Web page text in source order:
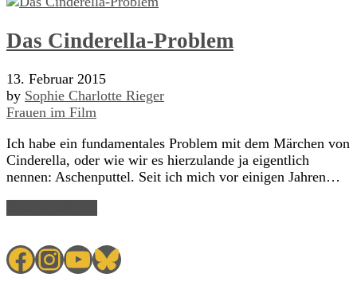
Das Cinderella-Problem
13. Februar 2015
by Sophie Charlotte Rieger
Frauen im Film
Ich habe ein fundamentales Problem mit dem Märchen von
Cinderella, oder wie wir es hierzulande ja eigentlich
nennen: Aschenputtel. Seit ich mich vor einigen Jahren…
Facebook
Instagram
YouTube
Bluesky